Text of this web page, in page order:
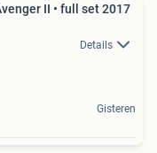
II • full set 2017
Details
Gisteren